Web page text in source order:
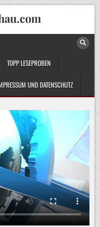
TOPP LESEPROBEN
UND DATENSCHUTZ